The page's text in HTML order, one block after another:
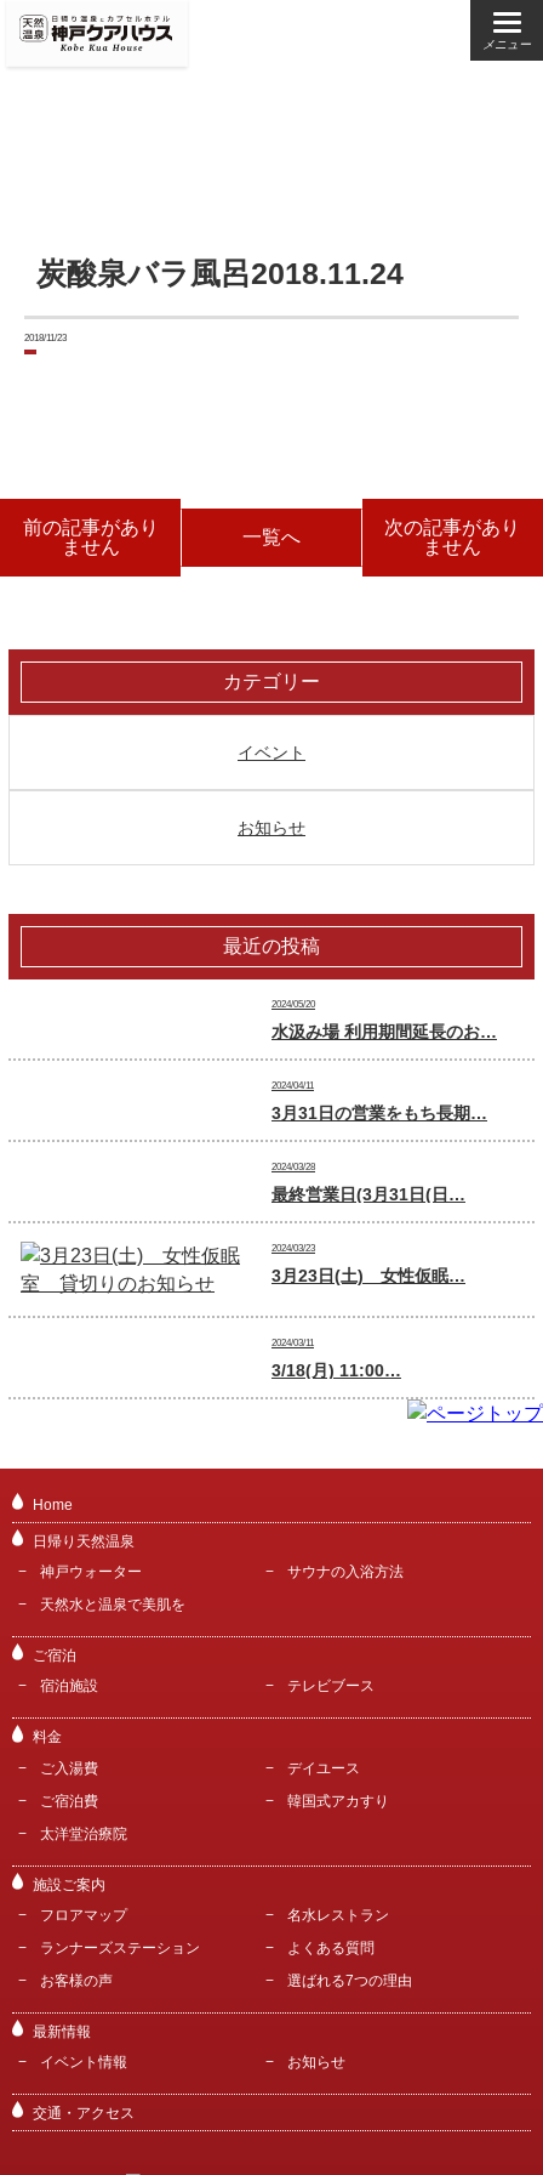
メニュー
炭酸泉バラ風呂2018.11.24
2018/11/23
前の記事があり
ません
一覧へ
次の記事があり
ません
カテゴリー
イベント
お知らせ
最近の投稿
2024/05/20
水汲み場 利用期間延長のお…
2024/04/11
3月31日の営業をもち長期…
2024/03/28
最終営業日(3月31日(日…
2024/03/23
3月23日(土) 女性仮眠…
2024/03/11
3/18(月) 11:00…
Home
日帰り天然温泉
神戸ウォーター
サウナの入浴方法
天然水と温泉で美肌を
ご宿泊
宿泊施設
テレビブース
料金
ご入湯費
デイユース
ご宿泊費
韓国式アカすり
太洋堂治療院
施設ご案内
フロアマップ
名水レストラン
ランナーズステーション
よくある質問
お客様の声
選ばれる7つの理由
最新情報
イベント情報
お知らせ
交通・アクセス